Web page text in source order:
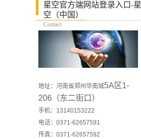
星空官方端网站登录入口-星
空（中国）
Contact
地址：河南省郑州华南城5A区1-
206（东二街口）
手机：13140153222
电话：0371-62657591
传真：0371-62657592